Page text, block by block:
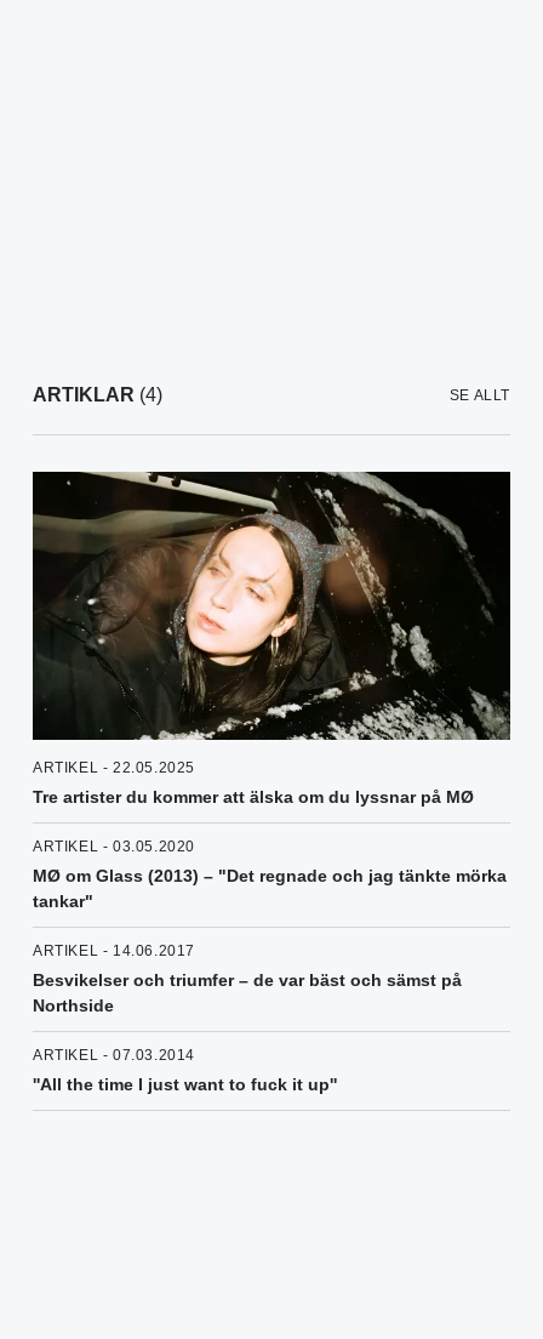
ARTIKLAR (4) SE ALLT
ARTIKEL - 22.05.2025
Tre artister du kommer att älska om du lyssnar på MØ
ARTIKEL - 03.05.2020
MØ om Glass (2013) – "Det regnade och jag tänkte mörka
tankar"
ARTIKEL - 14.06.2017
Besvikelser och triumfer – de var bäst och sämst på
Northside
ARTIKEL - 07.03.2014
''All the time I just want to fuck it up''